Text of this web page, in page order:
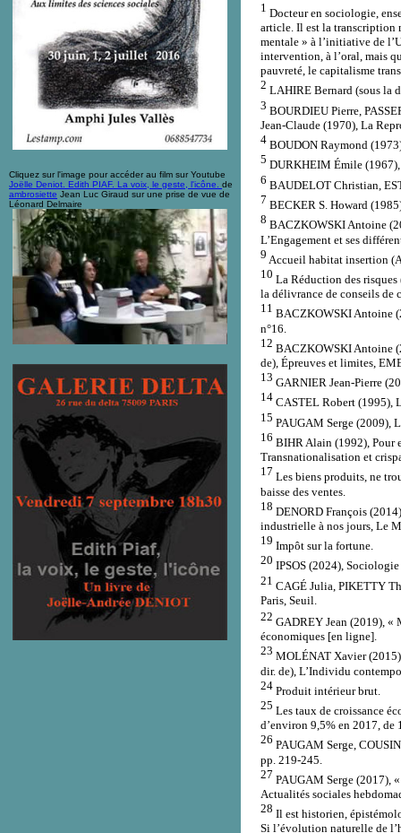
Cliquez sur l'image pour accéder au film sur Youtube
Joëlle Deniot. Edith PIAF. La voix, le geste, l'icône. de
ambrosiette Jean Luc Giraud sur une prise de vue de
Léonard Delmaire
1 Docteur en sociologie,
article. Il est la transcription
mentale » à l’initiative de
intervention, à l’oral, mais
pauvreté, le capitalisme
2 LAHIRE Bernard (sous la
3 BOURDIEU Pierre,
Jean-Claude (1970), La
4 BOUDON Raymond
5 DURKHEIM Émile
6 BAUDELOT Christian,
7 BECKER S. Howard
8 BACZKOWSKI Antoine
L’Engagement et ses
9 Accueil habitat insertion
10 La Réduction des
la délivrance de conseils de
11 BACZKOWSKI Antoine
n°16.
12 BACZKOWSKI Antoine
de), Épreuves et limites,
13 GARNIER Jean-Pierre
14 CASTEL Robert (1995),
15 PAUGAM Serge (2009),
16 BIHR Alain (1992), Pour
Transnationalisation et
17 Les biens produits, ne
baisse des ventes.
18 DENORD François
industrielle à nos jours, Le
19 Impôt sur la fortune.
20 IPSOS (2024),
21 CAGÉ Julia, PIKETTY
Paris, Seuil.
22 GADREY Jean (2019), «
économiques [en ligne].
23 MOLÉNAT Xavier
dir. de), L’Individu
24 Produit intérieur brut.
25 Les taux de croissance
d’environ 9,5% en 2017, de
26 PAUGAM Serge,
pp. 219-245.
27 PAUGAM Serge (2017),
Actualités sociales
28 Il est historien,
Si l’évolution naturelle de